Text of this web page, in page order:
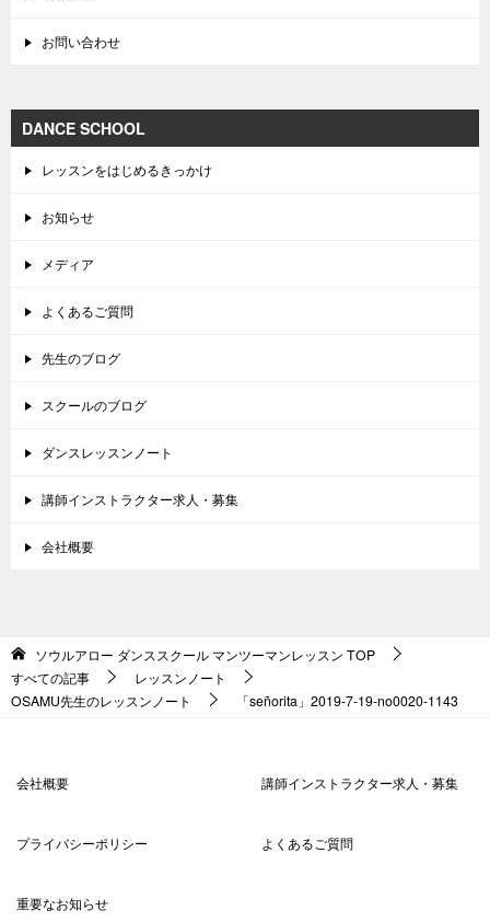
お問い合わせ
DANCE SCHOOL
レッスンをはじめるきっかけ
お知らせ
メディア
よくあるご質問
先生のブログ
スクールのブログ
ダンスレッスンノート
講師インストラクター求人・募集
会社概要
ソウルアロー ダンススクール マンツーマンレッスン TOP
すべての記事
レッスンノート
OSAMU先生のレッスンノート
「señorita」2019-7-19-no0020-1143
会社概要 講師インストラクター求人・募集
プライバシーポリシー よくあるご質問
重要なお知らせ